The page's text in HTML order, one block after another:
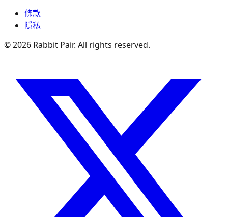
條款
隱私
©2026 Rabbit Pair. All rights reserved.